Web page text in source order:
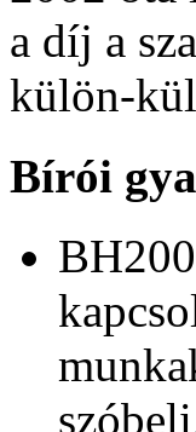
a díj a
külön-
Bírói